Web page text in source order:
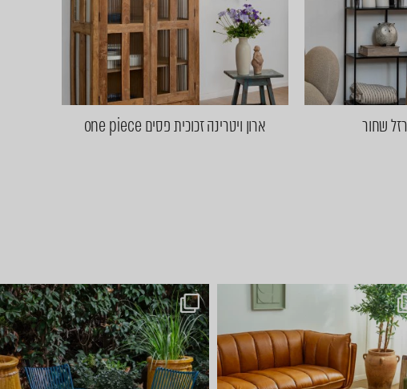
שחור ארון ויטרינה זכוכית פסים one piece